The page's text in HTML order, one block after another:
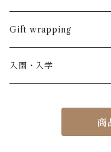
半ズボン
ワンピース
カーディガン / 羽織もの
BOBOCHOSES
BONHEUR DU JOUR
ウール
アルパカ
Italy / イタリア
NY / ニューヨーク
Spain / スペイン
男の子
女の子
くつ・帽子・Bag
Gift wrapping
入園・入学
商